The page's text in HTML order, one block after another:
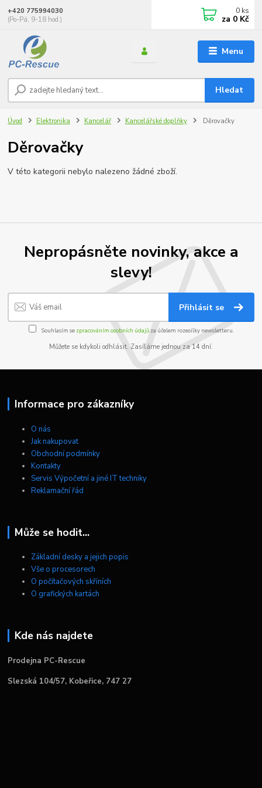
Menu
Hledat
+420 775994030
(Po-Pá, 9-18 hod.)
0 ks
za 0 Kč
Úvod Elektronika Kancelář Kancelářské doplňky Děrovačky
Děrovačky
V této kategorii nebylo nalezeno žádné zboží.
Nepropásněte novinky, akce a
slevy!
Přihlásit se
Souhlasím se zpracováním osobních údajůza účelem rozesílky newsletteru.
Můžete se kdykoli odhlásit. Zasíláme jednou za 14 dní.
Informace pro zákazníky
O nás
Jak nakupovat
Obchodní podmínky
Kontakty
Servis Výpočetní a jiné IT techniky
Reklamační řád
Může se hodit...
Základní desky a jejich popis
Vše o procesorech
O počítačových skříních
O grafických kartách
Kde nás najdete
Prodejna PC-Rescue
Slezská 104/57, Kobeřice, 747 27